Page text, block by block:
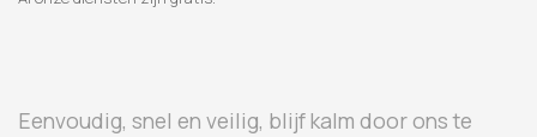
Eenvoudig, snel en veilig, blijf kalm door ons te